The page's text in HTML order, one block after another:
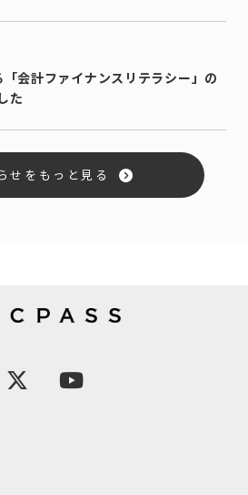
会計ファイナンスリテラシー」の
た
せをもっと見る